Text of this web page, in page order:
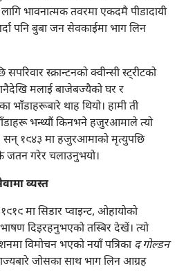
भावनात्मक तवरमा एकदमै पीडादायी
पनि बुबा जन सेवकाईमा भाग लिन
स्क्रान्टनको क्वीन्सी स्ट्रीटको
मलाई बाजेबज्यैको घर र
भाँडाहरूबारे थाह थियो। हामी ती
भन्थ्यौं किनभने हजुरआमाले त्यो
सन्‌ १९४३ मा हजुरआमाको मृत्युपछि
जतन गरेर चलाउनुभयो।
व्यस्त
मा सिडार प्वाइन्ट, ओहायोको
दिइरहनुभएको तस्बिर देखें। त्यो
विमोचन भएको नयाँ पत्रिकाद गोल्डन
जोसका साथ भाग लिन आग्रह